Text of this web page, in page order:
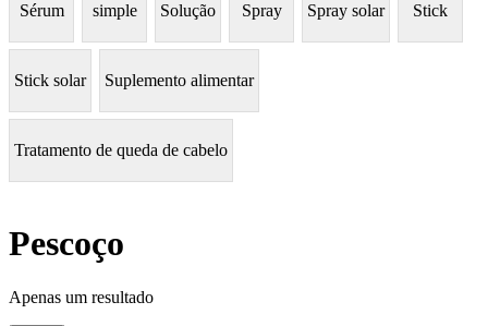
Sérum simple Solução Spray Spray solar Stick
Stick solar Suplemento alimentar
Tratamento de queda de cabelo
Pescoço
Apenas um resultado